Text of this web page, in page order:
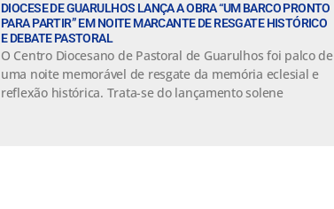
DIOCESE DE GUARULHOS LANÇA A OBRA “UM BARCO PRONTO
PARA PARTIR” EM NOITE MARCANTE DE RESGATE HISTÓRICO
E DEBATE PASTORAL
O Centro Diocesano de Pastoral de Guarulhos foi palco de
uma noite memorável de resgate da memória eclesial e
reflexão histórica. Trata-se do lançamento solene